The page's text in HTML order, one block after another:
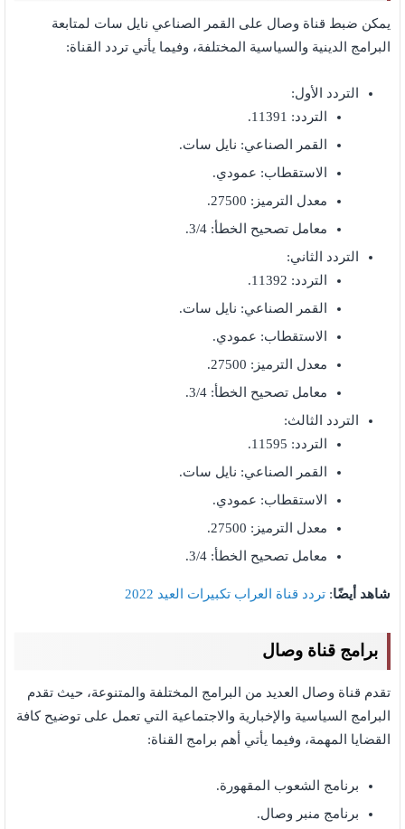
يمكن ضبط قناة وصال على القمر الصناعي نايل سات لمتابعة
البرامج الدينية والسياسية المختلفة، وفيما يأتي تردد القناة:
التردد الأول:
التردد: 11391.
القمر الصناعي: نايل سات.
الاستقطاب: عمودي.
معدل الترميز: 27500.
معامل تصحيح الخطأ: 3/4.
التردد الثاني:
التردد: 11392.
القمر الصناعي: نايل سات.
الاستقطاب: عمودي.
معدل الترميز: 27500.
معامل تصحيح الخطأ: 3/4.
التردد الثالث:
التردد: 11595.
القمر الصناعي: نايل سات.
الاستقطاب: عمودي.
معدل الترميز: 27500.
معامل تصحيح الخطأ: 3/4.
شاهد أيضًا: تردد قناة العراب تكبيرات العيد 2022
برامج قناة وصال
تقدم قناة وصال العديد من البرامج المختلفة والمتنوعة، حيث تقدم
البرامج السياسية والإخبارية والاجتماعية التي تعمل على توضيح كافة
القضايا المهمة، وفيما يأتي أهم برامج القناة:
برنامج الشعوب المقهورة.
برنامج منبر وصال.